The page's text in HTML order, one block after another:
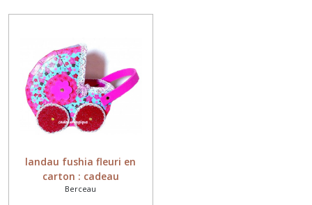
landau fushia fleuri en
carton : cadeau
anniversaire petite fille
Berceau
à
cloche
en
verre
(4)
Coffret
-
boite